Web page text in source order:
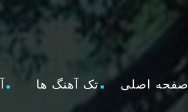
صفحه اصلی تک آهنگ ها